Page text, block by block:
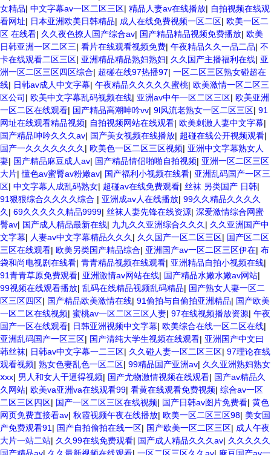
女精品| 中文字幕av一区二区三区| 精品人妻av在线播放| 自拍视频在线观
看网址| 日本亚洲欧美日韩精品| 成人在线免费视频一区二区| 欧美一区二
区 在线看| 久久夜色撩人国产综合av| 国产精品精品视频免费播放| 欧美
日韩亚洲一区二区三| 看片在线观看视频免费| 午夜精品久久一品二品| 不
卡在线观看二区三区| 亚洲精品精品熟妇熟妇| 久久国产主播福利在线| 亚
洲一区二区三区四区综合| 超碰在线97热播97| 一区二区三区熟女碰超在
线| 日韩av成人中文字幕| 午夜精品久久久久久蜜桃| 欧美激情一区二区三
区公司 | 欧美中文字幕乱码视频在线| 亚洲av中午一区二区三区| 欧美亚洲
一区二区在线观看| 国产精品高潮呻吟vv| 9l风流老熟女一区二区三区| 91
网址在线观看精品视频| 自拍视频网站在线观看| 欧美刺激人妻中文字幕|
国产精品呻吟久久久av| 国产美女视频在线播放| 超碰在线公开视频观看|
国产一久久久久久久久 | 欧美色一区二区三区视频| 亚洲中文字幕熟女人
妻| 国产精品麻豆成人av| 国产精品情侣啪啪自拍视频| 亚洲一区二区三区
大片|懂色av蜜臀av粉嫩av| 国产福利小视频在线看| 亚洲乱码国产一区三
区| 中文字幕人成乱码熟女| 超碰av在线免费观看| 丝袜 另类国产 日韩|
91狠狠综合久久久久综合 | 亚洲成av人在线播放| 99久久精品久久久久
久 | 69久久久久久精品9999| 丝袜人妻先锋在线资源| 深爱激情综合网蜜
臀av| 国产成人精品最新在线| 九九久久亚洲综合久久久 | 久久亚洲国产中
文字幕| 人妻av中文字幕精品久久久 | 久久国产一区二区三区| 国产区二区
三区在线观看| 欧美另类国产精品综合| 亚洲国产av一区二区三区伊在| 布
袋和尚电视剧在线看| 青青精品视频在线观看| 亚洲精品自拍小视频在线|
91青青草原免费观看| 亚洲激情av网站在线| 国产精品水嫩水嫩av网站|
99视频在线观看播放| 乱码在线精品视频乱码精品| 国产熟女人妻一区二
区三区四区| 国产精品欧美激情在线| 91偷拍与自偷拍亚洲精品| 国产欧美
一区二区在线视频| 蜜桃av一区二区三区人妻| 97在线视频播放资源| 午夜
国产一区在线观看| 日韩亚洲视频中文字幕| 欧美综合在线一区二区在线|
亚洲乱码国产一区三区| 国产清纯大学生视频在线观看| 亚洲国产中文曰
韩丝袜| 日韩av中文字幕一二三区| 久久碰人妻一区二区三区| 97理论在线
观看视频| 熟女色妻乱色一区二区| 99精品国产亚洲av| 久久亚洲熟妇熟女
ⅹxx| 男人和女人干逼得视频| 国产尤物激情视频在线观看| 国产av精品久
久网站| 欧美va亚洲va在线观看99| 看黄在线观看免费视频| 综合av一区
二区三区四区| 国产一区二区三区在线视频| 国产日韩av图片免费看| 黄色
网页免费直接看av| 秋霞视频午夜在线播放| 欧美一区二区三区98| 美女国
产免费观看91 | 国产自拍偷拍在线一区| 国产欧美一区二区三区| 成人午夜
大片一站二站| 久久99在线免费观看| 国产成人精品久久久av| 久久久久久